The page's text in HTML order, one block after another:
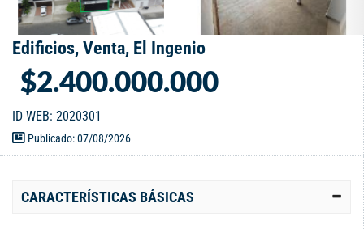
Edificios, Venta, El Ingenio
$2.400.000.000
ID WEB: 2020301
Publicado: 07/08/2026
CARACTERÍSTICAS BÁSICAS